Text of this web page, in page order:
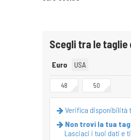
Scegli tra le taglie
Euro USA
48 50
Verifica disponibilità
Non trovi la tua
Lasciaci i tuoi dati e